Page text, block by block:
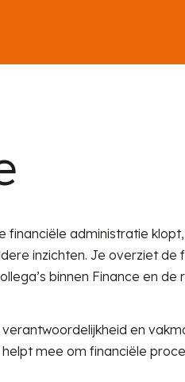
financiële administratie
inzichten. Je overziet de
binnen Finance en de
en
mee om financiële